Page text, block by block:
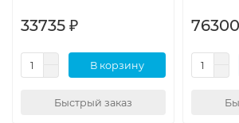
33735 ₽
В корзину
Быстрый заказ